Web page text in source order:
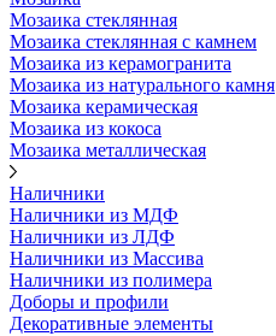
Мозаика стеклянная
Мозаика стеклянная с камнем
Мозаика из керамогранита
Мозаика из натурального камня
Мозаика керамическая
Мозаика из кокоса
Мозаика металлическая
Наличники
Наличники из МДФ
Наличники из ЛДФ
Наличники из Массива
Наличники из полимера
Доборы и профили
Декоративные элементы